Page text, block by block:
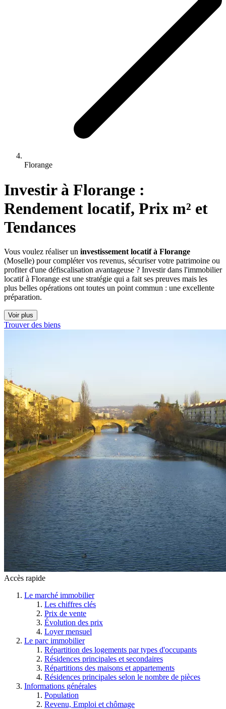
Florange
Investir à Florange :
Rendement locatif, Prix m² et
Tendances
Vous voulez réaliser un investissement locatif à Florange
(Moselle) pour compléter vos revenus, sécuriser votre patrimoine ou
profiter d'une défiscalisation avantageuse ? Investir dans l'immobilier
locatif à Florange est une stratégie qui a fait ses preuves mais les
plus belles opérations ont toutes un point commun : une excellente
préparation.
Voir plus
Trouver des biens
Accès rapide
Le marché immobilier
Les chiffres clés
Prix de vente
Évolution des prix
Loyer mensuel
Le parc immobilier
Répartition des logements par types d'occupants
Résidences principales et secondaires
Répartitions des maisons et appartements
Résidences principales selon le nombre de pièces
Informations générales
Population
Revenu, Emploi et chômage